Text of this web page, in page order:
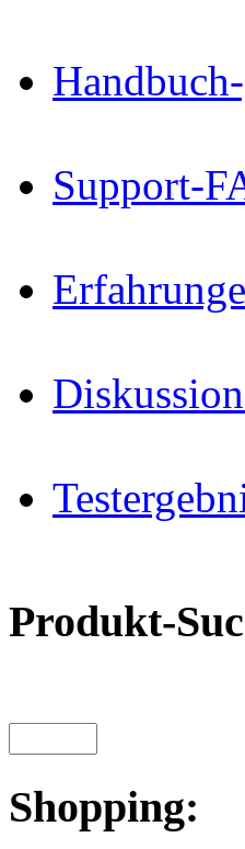
Support-
Produkt-
Shopping: